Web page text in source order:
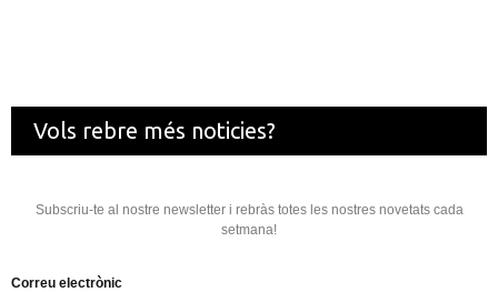
Vols rebre més noticies?
Subscriu-te al nostre newsletter i rebràs totes les nostres novetats cada
setmana!
Correu electrònic